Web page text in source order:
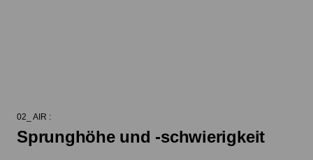
02_ AIR :
Sprunghöhe und -schwierigkeit